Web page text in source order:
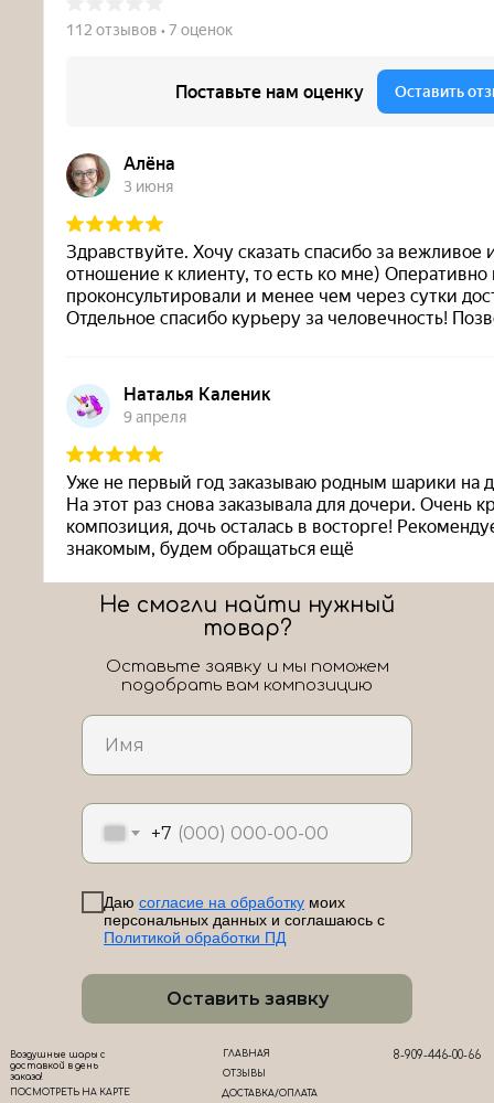
ЛоШАРик на карте Новороссийска — Яндекс Карты
+7
Даю согласие на обработку моих
персональных данных и соглашаюсь с
Политикой обработки ПД
Оставить заявку
Не смогли найти нужный
товар?
Оставьте заявку и мы поможем
подобрать вам композицию
ОТЗЫВЫ
ГЛАВНАЯ
ДОСТАВКА/ОПЛАТА
8-909-446-00-66
Воздушные шары с
доставкой в день
заказа!
ПОСМОТРЕТЬ НА КАРТЕ